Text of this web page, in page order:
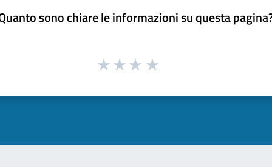
sono chiare le informazioni su questa